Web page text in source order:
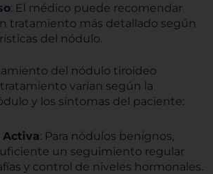
: El médico puede recomendar
tratamiento más detallado según
del nódulo.
del nódulo tiroideo
varían según la
y los síntomas del paciente:
: Para nódulos benignos,
un seguimiento regular
y control de niveles hormonales.